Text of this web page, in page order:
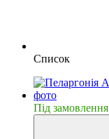
Список
Пiд замовлення